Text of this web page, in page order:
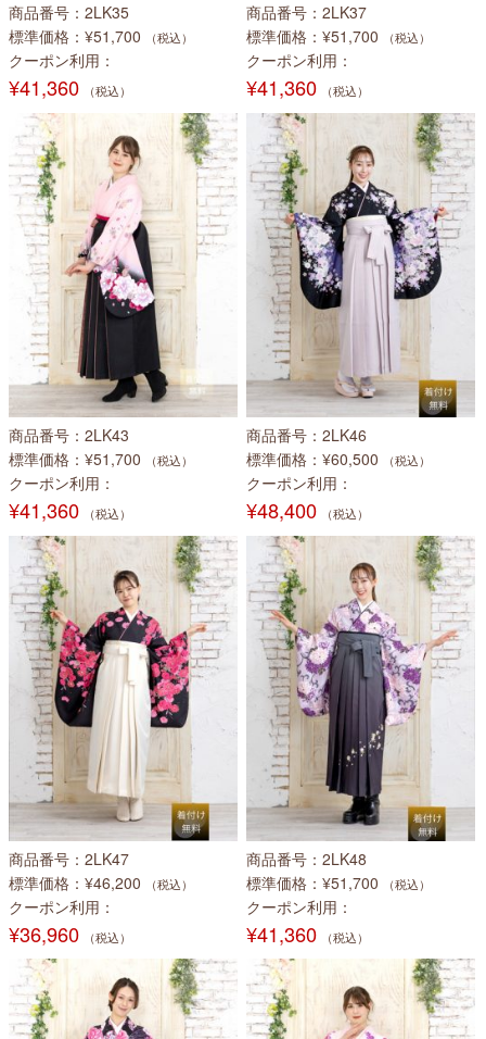
商品番号
2LK35
標準価格
¥51,700 （税込）
クーポン利用
¥41,360 （税込）
商品番号
2LK37
標準価格
¥51,700 （税込）
クーポン利用
¥41,360 （税込）
商品番号
2LK43
標準価格
¥51,700 （税込）
クーポン利用
¥41,360 （税込）
商品番号
2LK46
標準価格
¥60,500 （税込）
クーポン利用
¥48,400 （税込）
商品番号
2LK47
標準価格
¥46,200 （税込）
クーポン利用
¥36,960 （税込）
商品番号
2LK48
標準価格
¥51,700 （税込）
クーポン利用
¥41,360 （税込）